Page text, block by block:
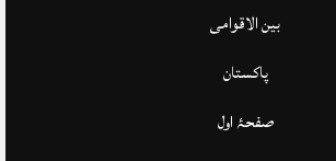
بین الاقوامی
پاکستان
صفحۂ اول